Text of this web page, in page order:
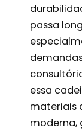
passa
essa
materiais
moderna,